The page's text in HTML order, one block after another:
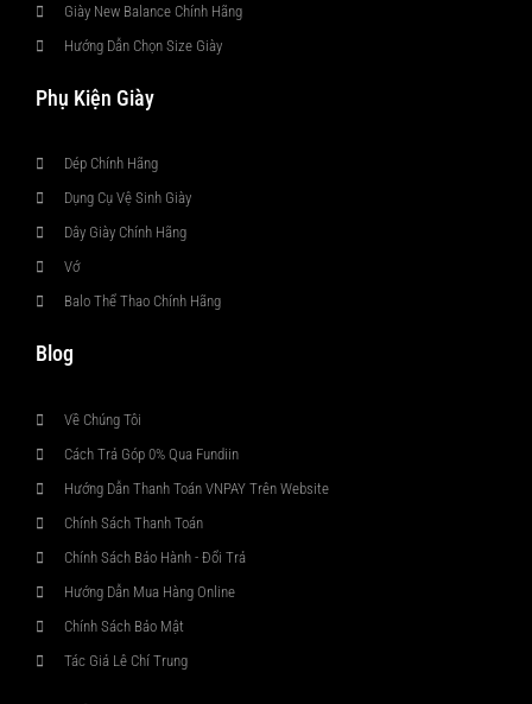
Giày New Balance Chính Hãng
Hướng Dẫn Chọn Size Giày
Phụ Kiện Giày
Dép Chính Hãng
Dụng Cụ Vệ Sinh Giày
Dây Giày Chính Hãng
Vớ
Balo Thể Thao Chính Hãng
Blog
Về Chúng Tôi
Cách Trả Góp 0% Qua Fundiin
Hướng Dẫn Thanh Toán VNPAY Trên Website
Chính Sách Thanh Toán
Chính Sách Bảo Hành - Đổi Trả
Hướng Dẫn Mua Hàng Online
Chính Sách Bảo Mật
Tác Giả Lê Chí Trung